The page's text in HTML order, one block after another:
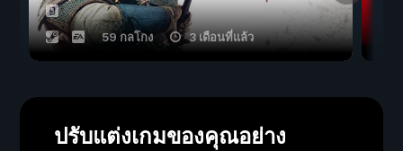
59 กลโกง 3 เดือนที่แล้ว
ปรับแต่งเกมของคุณอย่าง